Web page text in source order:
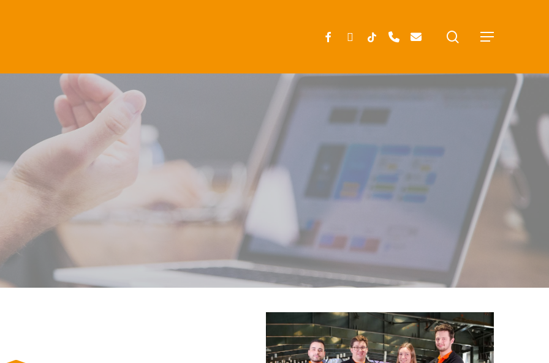
Menu
search
FACEBOOK
INSTAGRAM
TIKTOKPHONEEMAIL